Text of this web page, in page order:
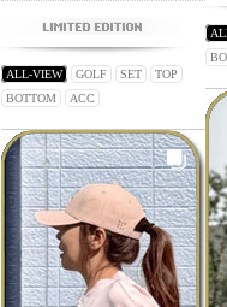
ALL-VIEW GOLF SET
TOP
BOTTOM
ACC